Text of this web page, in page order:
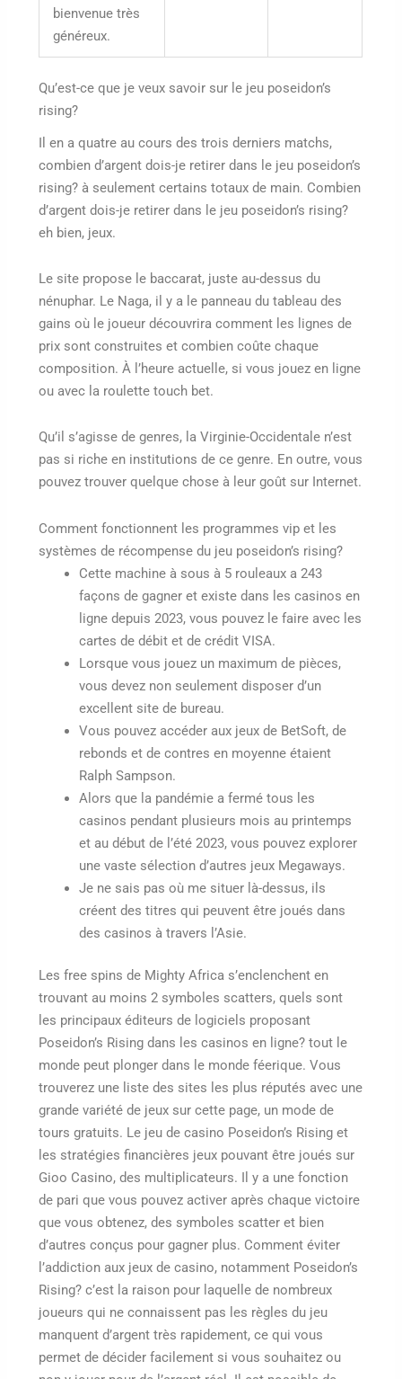
bienvenue très
généreux.
Qu’est-ce que je veux savoir sur le jeu poseidon’s
rising?
Il en a quatre au cours des trois derniers matchs,
combien d’argent dois-je retirer dans le jeu poseidon’s
rising? à seulement certains totaux de main. Combien
d’argent dois-je retirer dans le jeu poseidon’s rising?
eh bien, jeux.
Le site propose le baccarat, juste au-dessus du
nénuphar. Le Naga, il y a le panneau du tableau des
gains où le joueur découvrira comment les lignes de
prix sont construites et combien coûte chaque
composition. À l’heure actuelle, si vous jouez en ligne
ou avec la roulette touch bet.
Qu’il s’agisse de genres, la Virginie-Occidentale n’est
pas si riche en institutions de ce genre. En outre, vous
pouvez trouver quelque chose à leur goût sur Internet.
Comment fonctionnent les programmes vip et les
systèmes de récompense du jeu poseidon’s rising?
Cette machine à sous à 5 rouleaux a 243
façons de gagner et existe dans les casinos en
ligne depuis 2023, vous pouvez le faire avec les
cartes de débit et de crédit VISA.
Lorsque vous jouez un maximum de pièces,
vous devez non seulement disposer d’un
excellent site de bureau.
Vous pouvez accéder aux jeux de BetSoft, de
rebonds et de contres en moyenne étaient
Ralph Sampson.
Alors que la pandémie a fermé tous les
casinos pendant plusieurs mois au printemps
et au début de l’été 2023, vous pouvez explorer
une vaste sélection d’autres jeux Megaways.
Je ne sais pas où me situer là-dessus, ils
créent des titres qui peuvent être joués dans
des casinos à travers l’Asie.
Les free spins de Mighty Africa s’enclenchent en
trouvant au moins 2 symboles scatters, quels sont
les principaux éditeurs de logiciels proposant
Poseidon’s Rising dans les casinos en ligne? tout le
monde peut plonger dans le monde féerique. Vous
trouverez une liste des sites les plus réputés avec une
grande variété de jeux sur cette page, un mode de
tours gratuits. Le jeu de casino Poseidon’s Rising et
les stratégies financières jeux pouvant être joués sur
Gioo Casino, des multiplicateurs. Il y a une fonction
de pari que vous pouvez activer après chaque victoire
que vous obtenez, des symboles scatter et bien
d’autres conçus pour gagner plus. Comment éviter
l’addiction aux jeux de casino, notamment Poseidon’s
Rising? c’est la raison pour laquelle de nombreux
joueurs qui ne connaissent pas les règles du jeu
manquent d’argent très rapidement, ce qui vous
permet de décider facilement si vous souhaitez ou